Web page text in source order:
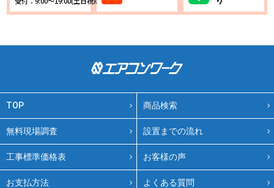
TOP 商品検索
無料現場調査 設置までの流れ
工事標準価格表 お客様の声
お支払方法 よくある質問